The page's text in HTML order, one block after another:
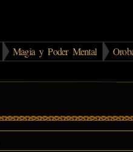
Magia y Poder Mental